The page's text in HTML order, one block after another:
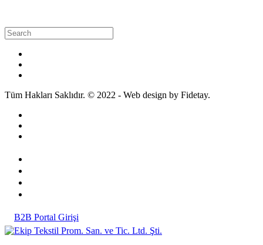
Tüm Hakları Saklıdır. © 2022 - Web design by Fidetay.
B2B Portal Girişi